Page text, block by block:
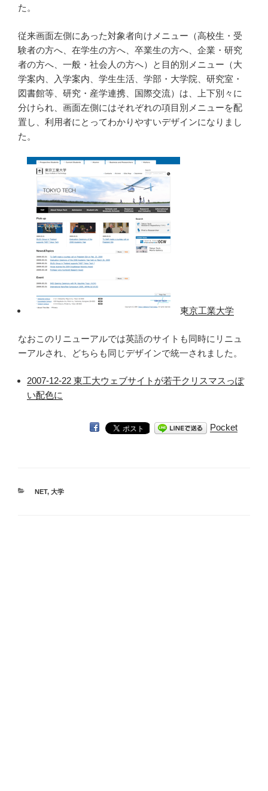
た。
従来画面左側にあった対象者向けメニュー（高校生・受
験者の方へ、在学生の方へ、卒業生の方へ、企業・研究
者の方へ、一般・社会人の方へ）と目的別メニュー（大
学案内、入学案内、学生生活、学部・大学院、研究室・
図書館等、研究・産学連携、国際交流）は、上下別々に
分けられ、画面左側にはそれぞれの項目別メニューを配
置し、利用者にとってわかりやすいデザインになりまし
た。
東京工業大学
なおこのリニューアルでは英語のサイトも同時にリニュ
ーアルされ、どちらも同じデザインで統一されました。
2007-12-22 東工大ウェブサイトが若干クリスマスっぽ
い配色に
Pocket
カ
NET, 大学